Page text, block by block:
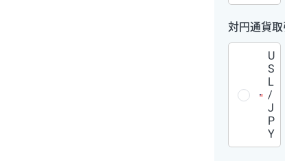
対円通貨取
U
S
L
/
J
P
Y